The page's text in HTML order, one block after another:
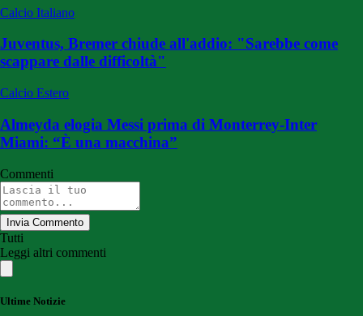
Calcio Italiano
Juventus, Bremer chiude all'addio: "Sarebbe come
scappare dalle difficoltà"
Calcio Estero
Almeyda elogia Messi prima di Monterrey-Inter
Miami: “È una macchina”
Commenti
Invia Commento
Tutti
Leggi altri commenti
Ultime Notizie